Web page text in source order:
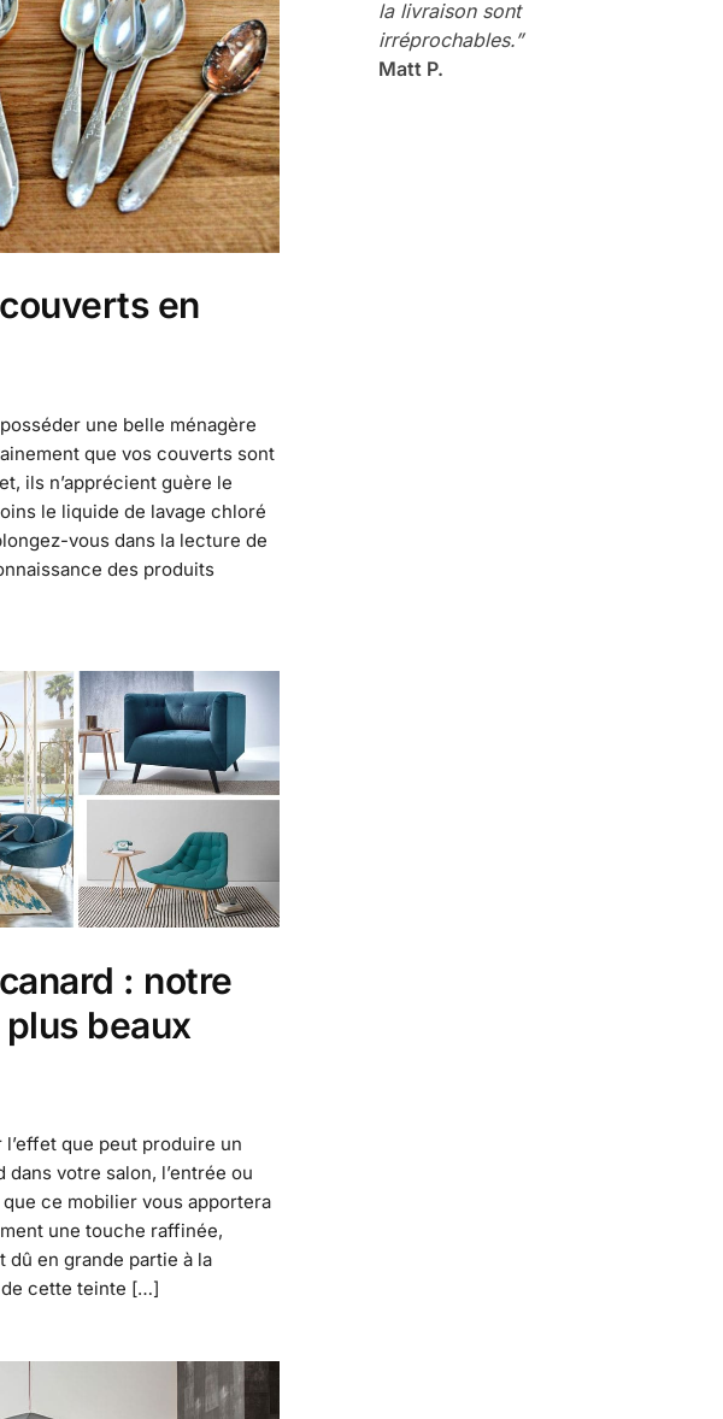
en
une belle ménagère
que vos couverts sont
ils n’apprécient guère le
le liquide de lavage chloré
vous dans la lecture de
des produits
: notre
beaux
que peut produire un
votre salon, l’entrée ou
ce mobilier vous apportera
une touche raffinée,
en grande partie à la
de cette teinte […]
la livraison sont
irréprochables.”
Matt P.